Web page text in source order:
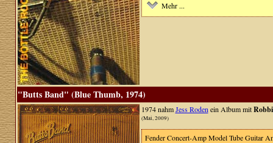
Mehr ...
"Butts Band" (Blue Thumb, 1974)
1974 nahmJess Roden ein Album mit
(Mai, 2009)
Fender Concert-Amp Model Tube Guitar